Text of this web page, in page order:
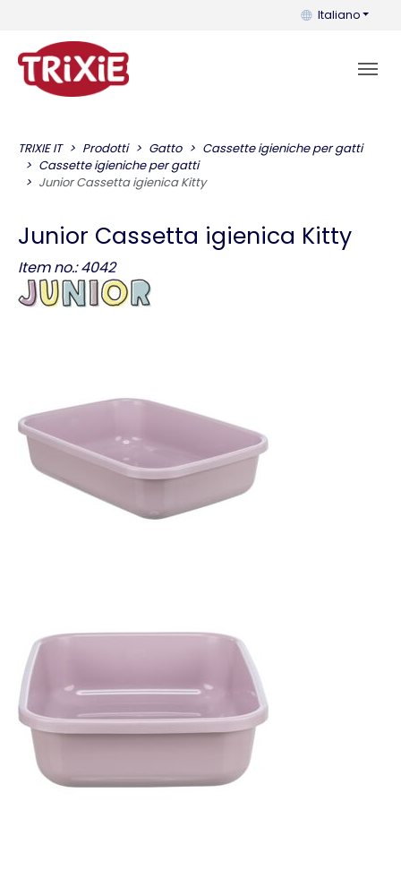
Puoi cambiare
Italiano
TRIXIE IT Prodotti Gatto
Cassette igieniche per gatti
Cassette igieniche per gatti
Junior Cassetta igienica Kitty
Junior Cassetta igienica Kitty
Item no.: 4042